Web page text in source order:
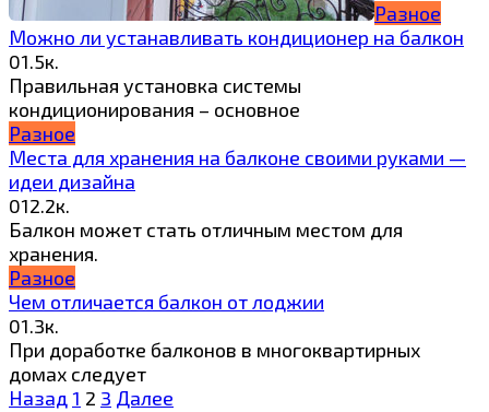
Разное
Можно ли устанавливать кондиционер на балкон
01.5к.
Правильная установка системы
кондиционирования – основное
Разное
Места для хранения на балконе своими руками —
идеи дизайна
012.2к.
Балкон может стать отличным местом для
хранения.
Разное
Чем отличается балкон от лоджии
01.3к.
При доработке балконов в многоквартирных
домах следует
Пагинация
Назад 1 2 3 Далее